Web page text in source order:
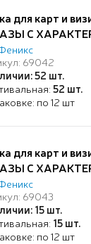
для карт и
С
в одну
69042
52 шт.
52 шт.
по 12 шт
для карт и
С
в одну
69043
15 шт.
15 шт.
по 12 шт